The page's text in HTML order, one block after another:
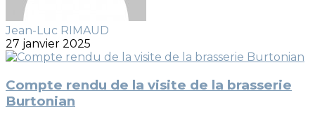
Jean-Luc RIMAUD
27 janvier 2025
Compte rendu de la visite de la brasserie
Burtonian